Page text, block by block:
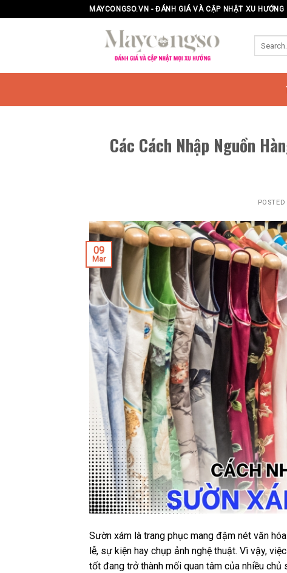
MAYCONGSO.VN - ĐÁNH GIÁ VÀ CẬP NHẬT XU HƯỚNG
Các Cách Nhập Nguồn
POSTED
09
Mar
Sườn xám là trang phục mang đậm nét văn
lễ, sự kiện hay chụp ảnh nghệ thuật. Vì vậy,
tốt đang trở thành mối quan tâm của nhiều